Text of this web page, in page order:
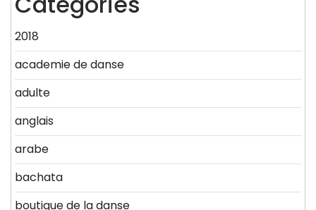
2018
academie de danse
adulte
anglais
arabe
bachata
boutique de la danse